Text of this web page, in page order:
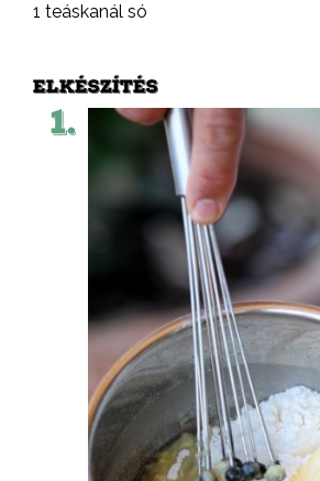
1 teáskanál só
ELKÉSZÍTÉS
1.